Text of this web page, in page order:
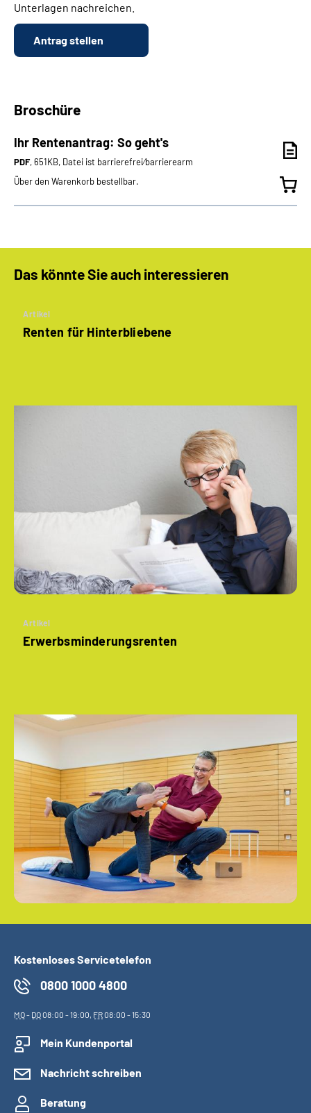
Unterlagen nachreichen.
Antrag stellen
Broschüre
Ihr Rentenantrag: So geht's
PDF, 651KB, Datei ist barrierefrei⁄barrierearm
Über den Warenkorb bestellbar.
Das könnte Sie auch interessieren
Artikel
Renten für Hinterbliebene
Artikel
­Erwerbsminderungs­renten
Kostenloses Servicetelefon
0800 1000 4800
MO- DO08:00 - 19:00, FR08:00 - 15:30
Mein Kundenportal
Nachricht schreiben
Beratung